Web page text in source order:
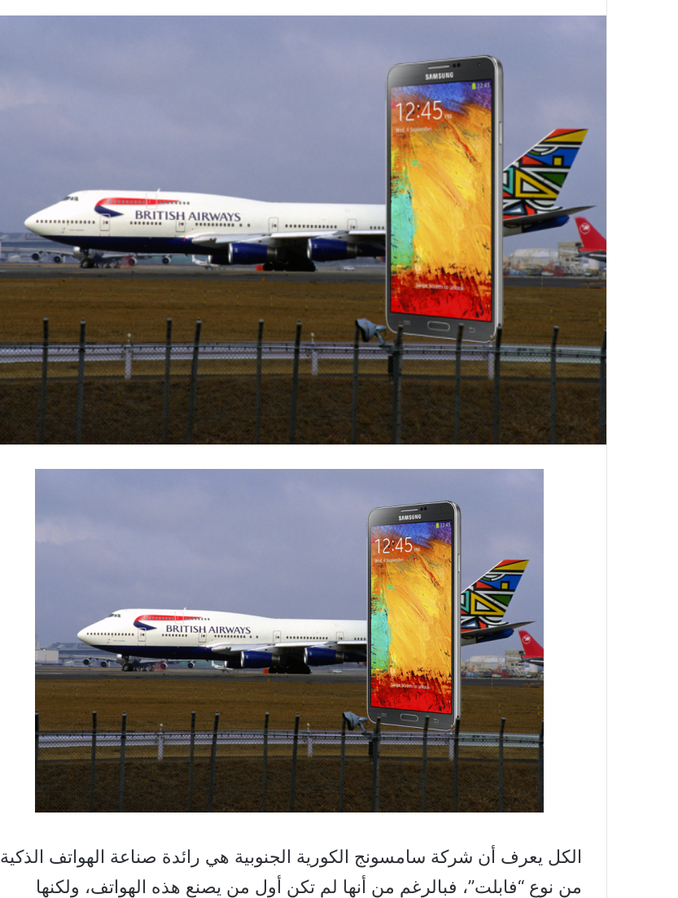
الكل يعرف أن شركة سامسونج الكورية الجنوبية هي رائدة صناعة الهواتف الذكية
من نوع “فابلت”، فبالرغم من أنها لم تكن أول من يصنع هذه الهواتف، ولكنها